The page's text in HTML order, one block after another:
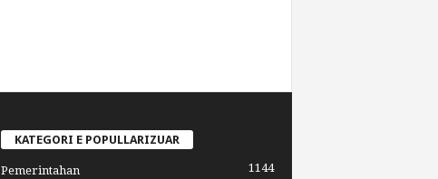
KATEGORI E POPULLARIZUAR
Pemerintahan 1144